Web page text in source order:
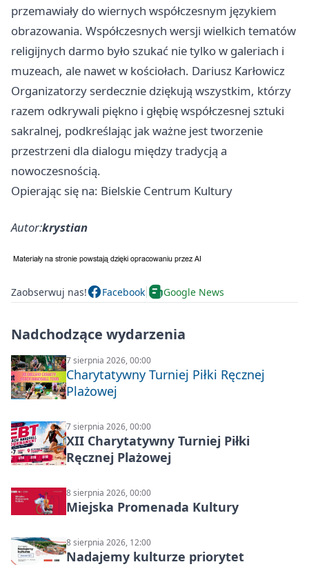
przemawiały do wiernych współczesnym językiem
obrazowania. Współczesnych wersji wielkich tematów
religijnych darmo było szukać nie tylko w galeriach i
muzeach, ale nawet w kościołach. Dariusz Karłowicz
Organizatorzy serdecznie dziękują wszystkim, którzy
razem odkrywali piękno i głębię współczesnej sztuki
sakralnej, podkreślając jak ważne jest tworzenie
przestrzeni dla dialogu między tradycją a
nowoczesnością.
Opierając się na: Bielskie Centrum Kultury
Autor:krystian
Zaobserwuj nas! Facebook Google News
Nadchodzące wydarzenia
7 sierpnia 2026, 00:00
Charytatywny Turniej Piłki Ręcznej
Plażowej
7 sierpnia 2026, 00:00
XII Charytatywny Turniej Piłki
Ręcznej Plażowej
8 sierpnia 2026, 00:00
Miejska Promenada Kultury
8 sierpnia 2026, 12:00
Nadajemy kulturze priorytet